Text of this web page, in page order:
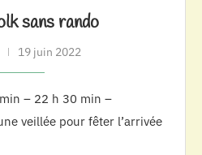
sans rando
19 juin 2022
– 22 h 30 min –
veillée pour fêter l’arrivée